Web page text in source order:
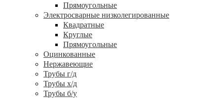
Прямоугольные
Электросварные низколегированные
Квадратные
Круглые
Прямоугольные
Оцинкованные
Нержавеющие
Трубы г/д
Трубы х/д
Трубы б/у